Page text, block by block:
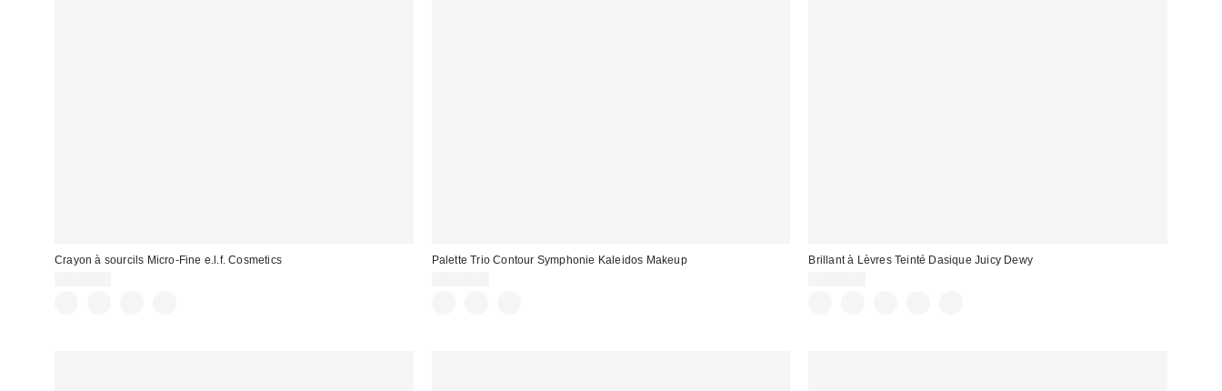
Crayon à sourcils Micro-Fine e.l.f. Cosmetics
Palette Trio Contour Symphonie Kaleidos Makeup
Brillant à Lèvres Teinté Dasique Juicy Dewy